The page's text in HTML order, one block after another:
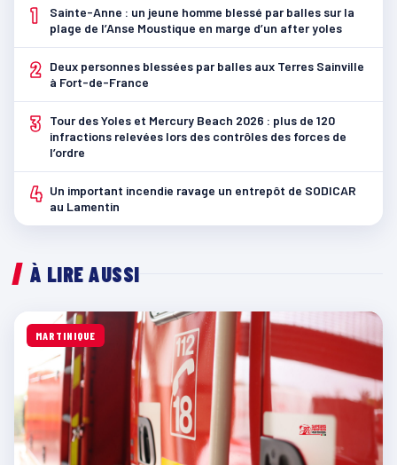
1
Sainte-Anne : un jeune homme blessé par balles sur la
plage de l’Anse Moustique en marge d’un after yoles
2
Deux personnes blessées par balles aux Terres Sainville
à Fort-de-France
3
Tour des Yoles et Mercury Beach 2026 : plus de 120
infractions relevées lors des contrôles des forces de
l’ordre
4 Un important incendie ravage un entrepôt de SODICAR
au Lamentin
À LIRE AUSSI
MARTINIQUE